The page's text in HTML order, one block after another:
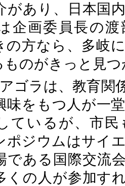
があり、日本国
企画委員長の
の方なら、多岐
ものがきっと見
ゴラは、教育関
味をもつ人が一
ているが、市
ポジウムはサイ
である国際交流
くの人が参加す